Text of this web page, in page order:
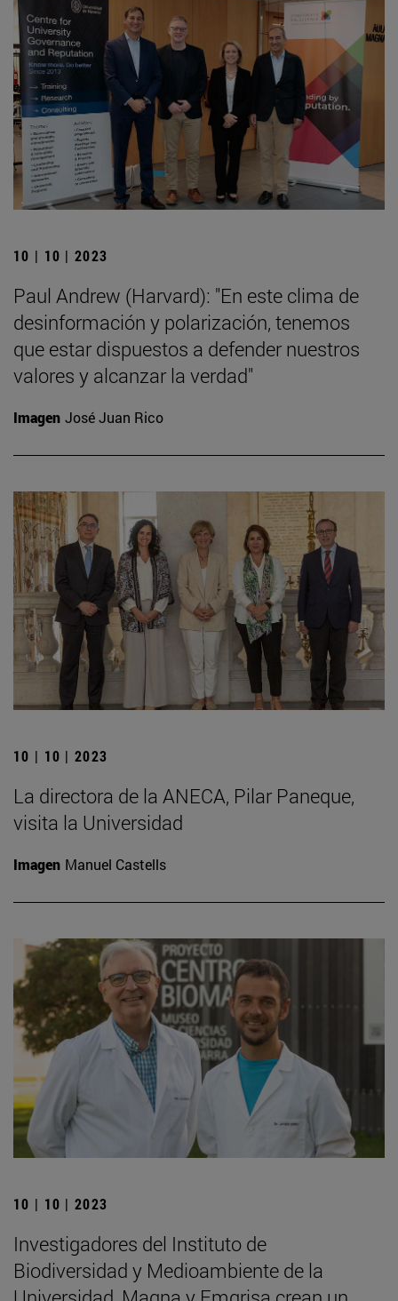
10 | 10 | 2023
Paul Andrew (Harvard): "En este clima de
desinformación y polarización, tenemos
que estar dispuestos a defender nuestros
valores y alcanzar la verdad"
Imagen José Juan Rico
10 | 10 | 2023
La directora de la ANECA, Pilar Paneque,
visita la Universidad
Imagen Manuel Castells
10 | 10 | 2023
Investigadores del Instituto de
Biodiversidad y Medioambiente de la